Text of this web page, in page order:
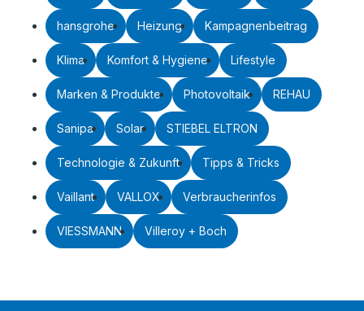
hansgrohe Heizung Kampagnenbeitrag
Klima Komfort & Hygiene Lifestyle
Marken & Produkte Photovoltaik REHAU
Sanipa Solar STIEBEL ELTRON
Technologie & Zukunft Tipps & Tricks
Vaillant VALLOX Verbraucherinfos
VIESSMANN Villeroy + Boch